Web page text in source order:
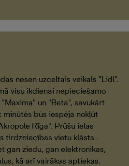
nesen uzceltais veikals "Lidl".
visu ikdienai nepieciešamo
un "Beta", savukārt
minūtēs būs iespēja nokļūt
Rīga". Prūšu ielas
tirdzniecības vietu klāsts -
gan ziedu, gan elektronikas,
kā arī vairākas aptiekas.